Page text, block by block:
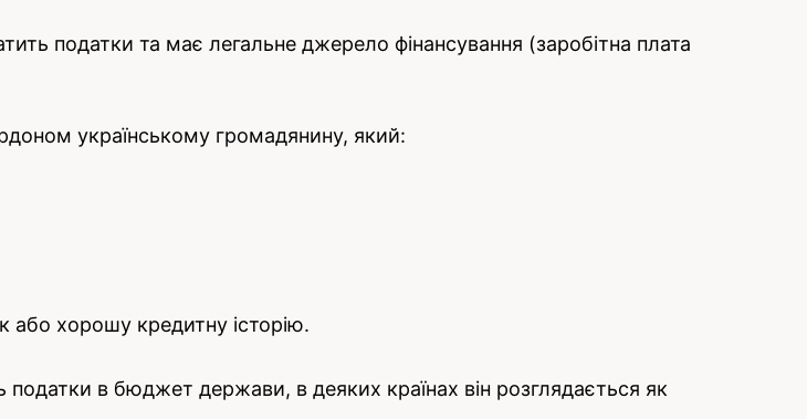
податки та має легальне джерело фінансування (заробітна плата
українському громадянину, який:
або хорошу кредитну історію.
податки в бюджет держави, в деяких країнах він розглядається як